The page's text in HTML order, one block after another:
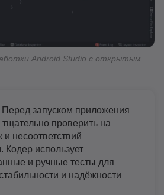
Android Studio с открытым
Перед запуском приложения
проверить на
несоответствий
использует
и ручные тесты для
и надёжности